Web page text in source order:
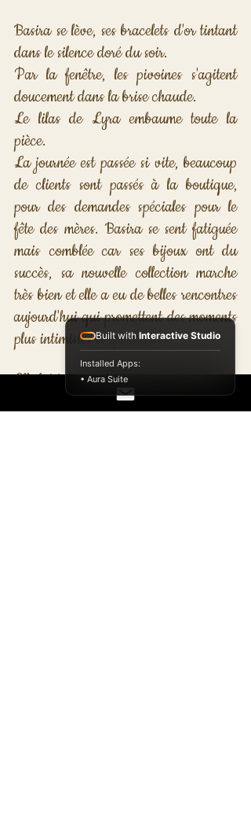
Basira se lève, ses bracelets d'or tintant
dans le silence doré du soir.
Par la fenêtre, les pivoines s'agitent
doucement dans la brise chaude.
Le lilas de Lyra embaume toute la
pièce.
La journée est passée si vite, beaucoup
de clients sont passés à la boutique,
pour des demandes spéciales pour le
fête des mères. Basira se sent fatiguée
mais comblée car ses bijoux ont du
succès, sa nouvelle collection marche
très bien et elle a eu de belles rencontres
aujourd'hui qui promettent des moments
plus intimistes et spirituels.
Elle lut à hautes voix les dernières lignes
qu'elle a couché dans sa langue natale
Built with Interactive Studio
Installed Apps:
• Aura Suite